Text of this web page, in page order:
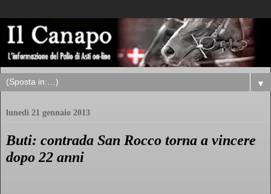
▼
lunedì 21 gennaio 2013
Buti: contrada San Rocco torna a vincere
dopo 22 anni